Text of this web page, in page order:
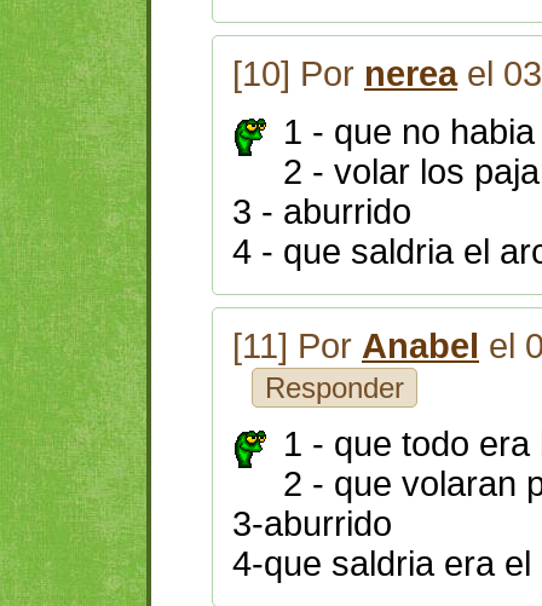
[10] Por nereael
1 - que no
2 - volar los
3 - aburrido
4 - que saldria el
[11] Por Anabel el
Responder
1 - que todo
2 - que volaran
3-aburrido
4-que saldria era el